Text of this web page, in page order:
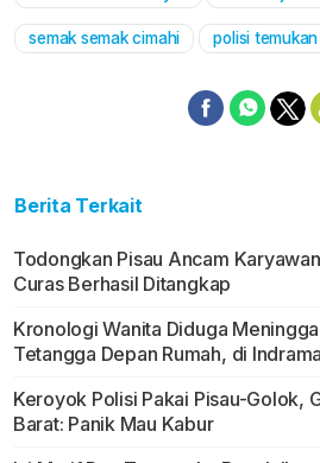
semak semak cimahi polisi
Berita Terkait
Todongkan Pisau Ancam
Curas Berhasil Ditangkap
Kronologi Wanita Diduga
Tetangga Depan Rumah, di
Keroyok Polisi Pakai Pisau-Golok,
Barat: Panik Mau Kabur